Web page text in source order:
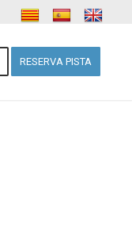
RESERVA PISTA